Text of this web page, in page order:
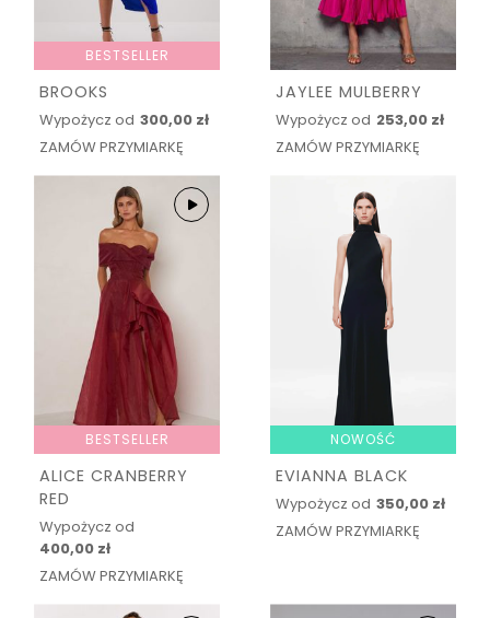
BESTSELLER
BROOKS
Wypożycz od 300,00 zł
ZAMÓW PRZYMIARKĘ
JAYLEE MULBERRY
Wypożycz od 253,00 zł
ZAMÓW PRZYMIARKĘ
BESTSELLER
ALICE CRANBERRY
RED
Wypożycz od
400,00 zł
ZAMÓW PRZYMIARKĘ
NOWOŚĆ
EVIANNA BLACK
Wypożycz od 350,00 zł
ZAMÓW PRZYMIARKĘ